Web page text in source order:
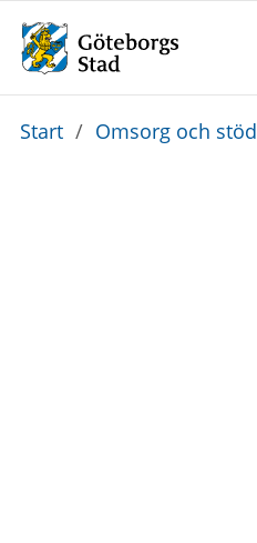
Du
Start / Omsorg och stöd